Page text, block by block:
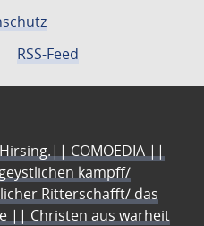
RSS-Feed
COMOEDIA ||
kampff/
Ritterschafft/ das
|| Christen aus warheit